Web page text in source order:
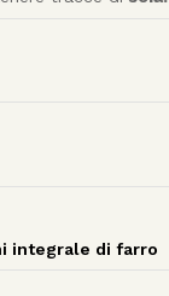
integrale di farro